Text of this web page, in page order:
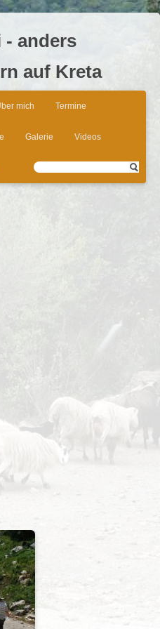
anders
auf Kreta
mich Termine
Galerie Videos